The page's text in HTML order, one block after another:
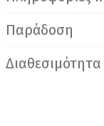
Παράδοση